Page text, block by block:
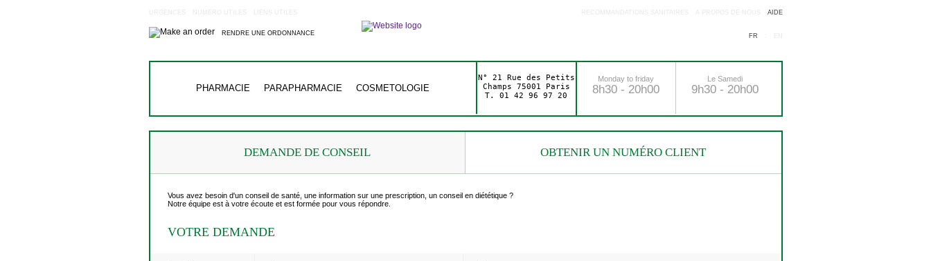
URGENCES NUMERO UTILES LIENS UTILES
RENDRE UNE ORDONNANCE
RECOMMANDATIONS SANITAIRES A PROPOS DE NOUS AIDE
FR
PHARMACIE PARAPHARMACIE COSMETOLOGIE
N° 21 Rue des Petits
Champs 75001 Paris
T. 01 42 96 97 20
Monday to friday
8h30 - 20h00
Le Samedi
9h30 - 20h00
DEMANDE DE CONSEIL OBTENIR UN NUMÉRO CLIENT
Vous avez besoin d'un conseil de santé, une information sur une prescription, un conseil en diététique ?
Notre équipe est à votre écoute et est formée pour vous répondre.
VOTRE DEMANDE